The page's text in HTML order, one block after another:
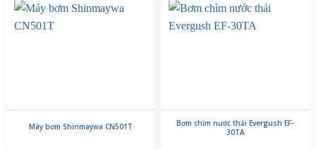
Máy bơm Shinmaywa CN501T
Bơm chìm nước thải Evergush EF-
30TA